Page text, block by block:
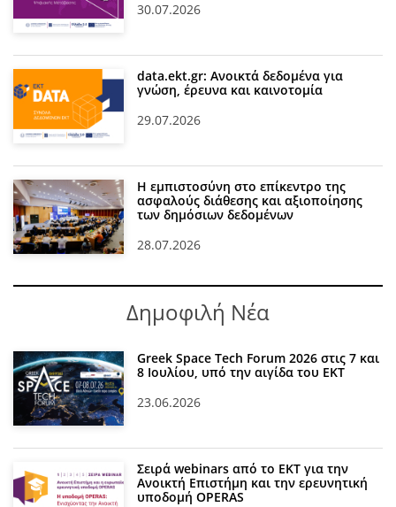
30.07.2026
data.ekt.gr: Ανοικτά δεδομένα για
γνώση, έρευνα και καινοτομία
29.07.2026
Η εμπιστοσύνη στο επίκεντρο της
ασφαλούς διάθεσης και αξιοποίησης
των δημόσιων δεδομένων
28.07.2026
Δημοφιλή Νέα
Greek Space Tech Forum 2026 στις 7 και
8 Ιουλίου, υπό την αιγίδα του ΕΚΤ
23.06.2026
Σειρά webinars από το ΕΚΤ για την
Ανοικτή Επιστήμη και την ερευνητική
υποδομή OPERAS